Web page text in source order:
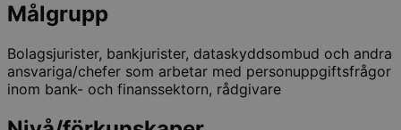
Målgrupp
Bolagsjurister, bankjurister, dataskyddsombud och andra
ansvariga/chefer som arbetar med personuppgiftsfrågor
inom bank- och finanssektorn, rådgivare